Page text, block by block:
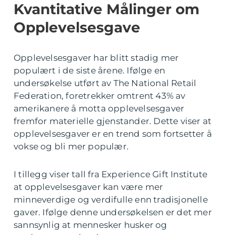
Kvantitative Målinger om
Opplevelsesgave
Opplevelsesgaver har blitt stadig mer
populært i de siste årene. Ifølge en
undersøkelse utført av The National Retail
Federation, foretrekker omtrent 43% av
amerikanere å motta opplevelsesgaver
fremfor materielle gjenstander. Dette viser at
opplevelsesgaver er en trend som fortsetter å
vokse og bli mer populær.
I tillegg viser tall fra Experience Gift Institute
at opplevelsesgaver kan være mer
minneverdige og verdifulle enn tradisjonelle
gaver. Ifølge denne undersøkelsen er det mer
sannsynlig at mennesker husker og